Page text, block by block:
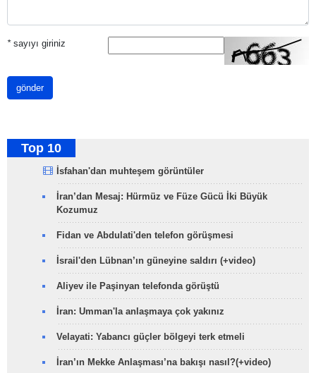
*sayıyı giriniz
gönder
Top 10
İsfahan'dan muhteşem görüntüler
İran’dan Mesaj: Hürmüz ve Füze Gücü İki Büyük
Kozumuz
Fidan ve Abdulati'den telefon görüşmesi
İsrail'den Lübnan’ın güneyine saldırı (+video)
Aliyev ile Paşinyan telefonda görüştü
İran: Umman'la anlaşmaya çok yakınız
Velayati: Yabancı güçler bölgeyi terk etmeli
İran’ın Mekke Anlaşması’na bakışı nasıl?(+video)